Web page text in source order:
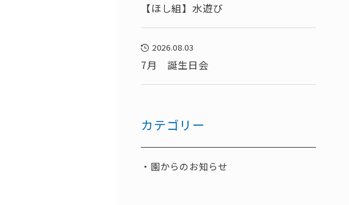
【ほし組】水遊び
2026.08.03
7月 誕生日会
カテゴリー
園からのお知らせ